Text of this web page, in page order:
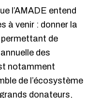
l’AMADE entend
à venir : donner la
de
des
notamment
de l’écosystème
donateurs,